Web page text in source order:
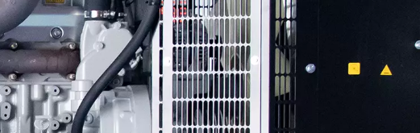
English
français
italiano